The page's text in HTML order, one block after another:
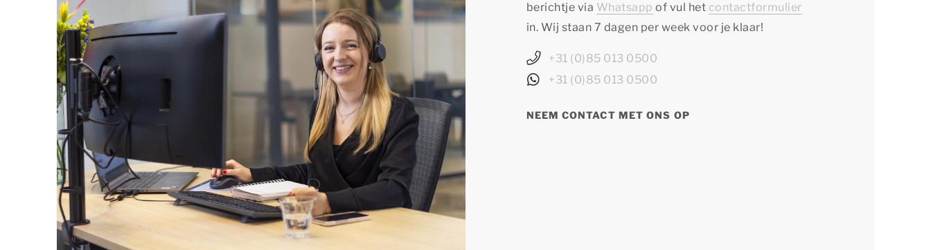
berichtje via Whatsapp of vul het contactformulier
in. Wij staan 7 dagen per week voor je klaar!
+31 (0)85 013 0500
+31 (0)85 013 0500
NEEM CONTACT MET ONS OP